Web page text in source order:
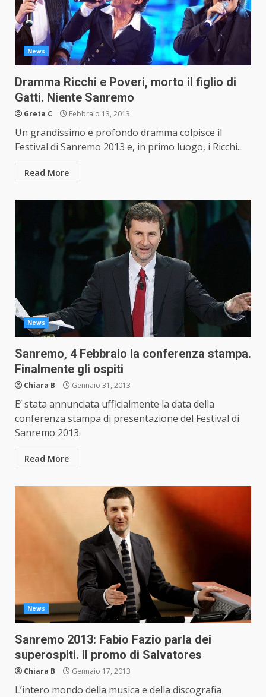
News
Dramma Ricchi e Poveri, morto il figlio di
Gatti. Niente Sanremo
Greta C Febbraio 13, 2013
Un grandissimo e profondo dramma colpisce il
Festival di Sanremo 2013 e, in primo luogo, i Ricchi...
Read More
News
Sanremo, 4 Febbraio la conferenza stampa.
Finalmente gli ospiti
Chiara B Gennaio 31, 2013
E’ stata annunciata ufficialmente la data della
conferenza stampa di presentazione del Festival di
Sanremo 2013.
Read More
News
Sanremo 2013: Fabio Fazio parla dei
superospiti. Il promo di Salvatores
Chiara B Gennaio 17, 2013
L’intero mondo della musica e della discografia